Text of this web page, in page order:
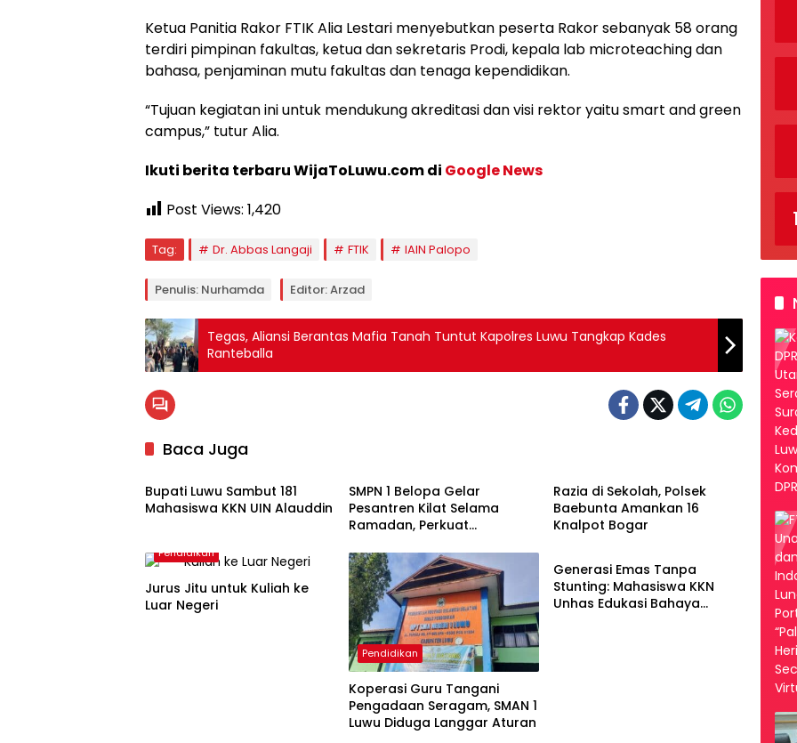
Ketua Panitia Rakor FTIK Alia Lestari menyebutkan peserta Rakor sebanyak 58 orang
terdiri pimpinan fakultas, ketua dan sekretaris Prodi, kepala lab microteaching dan
bahasa, penjaminan mutu fakultas dan tenaga kependidikan.
“Tujuan kegiatan ini untuk mendukung akreditasi dan visi rektor yaitu smart and green
campus,” tutur Alia.
Ikuti berita terbaru WijaToLuwu.com di Google News
Post Views: 1,420
Tag: Dr. Abbas Langaji FTIK IAIN Palopo
Penulis: Nurhamda Editor: Arzad
Tegas, Aliansi Berantas Mafia Tanah Tuntut Kapolres Luwu Tangkap Kades
Ranteballa
Baca Juga
Pendidikan
Bupati Luwu Sambut 181
Mahasiswa KKN UIN Alauddin
SMPN 1 Belopa Gelar
Pesantren Kilat Selama
Ramadan, Perkuat
Razia di Sekolah, Polsek
Baebunta Amankan 16
Knalpot Bogar
Pendidikan
Jurus Jitu untuk Kuliah ke
Luar Negeri
Pendidikan
Koperasi Guru Tangani
Pengadaan Seragam, SMAN 1
Luwu Diduga Langgar Aturan
Pendidikan
Generasi Emas Tanpa
Stunting: Mahasiswa KKN
Unhas Edukasi Bahaya